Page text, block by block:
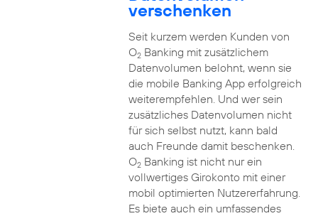
verschenken
Seit kurzem werden Kunden von
O2Banking mit zusätzlichem
Datenvolumen belohnt, wenn sie
die mobile Banking App erfolgreich
weiterempfehlen. Und wer sein
zusätzliches Datenvolumen nicht
für sich selbst nutzt, kann bald
auch Freunde damit beschenken.
O2Banking ist nicht nur ein
vollwertiges Girokonto mit einer
mobil optimierten Nutzererfahrung.
Es biete auch ein umfassendes